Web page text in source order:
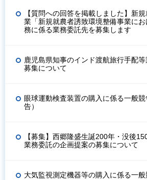
【質問への回答を掲載しました】新
業「新規就農者誘致環境整備事業に
務に係る業務委託先を募集します
鹿児島県知事のインド渡航旅行手配
募集について
眼球運動検査装置の購入に係る一般
告）
【募集】西郷隆盛生誕200年・没後
業務委託の企画提案の募集について
大気監視測定機器等の購入に係る一